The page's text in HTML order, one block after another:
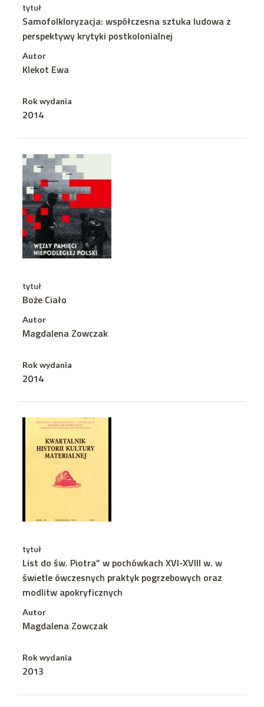
tytuł
Samofolkloryzacja: współczesna sztuka ludowa z
perspektywy krytyki postkolonialnej
Autor
Klekot Ewa
Rok wydania
2014
tytuł
Boże Ciało
Autor
Magdalena Zowczak
Rok wydania
2014
tytuł
List do św. Piotra” w pochówkach XVI-XVIII w. w
świetle ówczesnych praktyk pogrzebowych oraz
modlitw apokryficznych
Autor
Magdalena Zowczak
Rok wydania
2013